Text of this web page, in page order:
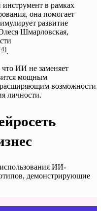
в рамках
она помогает
развитие
Шмарловская,
[4].
ИИ не заменяет
мощным
возможности
личности.
ИИ-
демонстрирующие